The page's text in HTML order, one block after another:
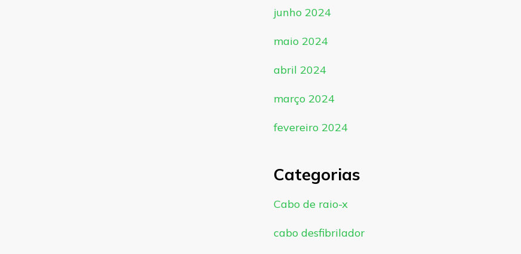
junho 2024
maio 2024
abril 2024
março 2024
fevereiro 2024
Categorias
Cabo de raio-x
cabo desfibrilador